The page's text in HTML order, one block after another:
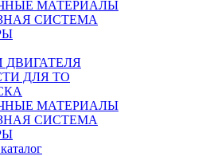
МАТЕРИАЛЫ
СИСТЕМА
ДВИГАТЕЛЯ
ДЛЯ ТО
МАТЕРИАЛЫ
СИСТЕМА